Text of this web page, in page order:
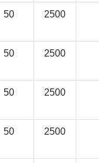
50 2500
50 2500
50 2500
50 2500